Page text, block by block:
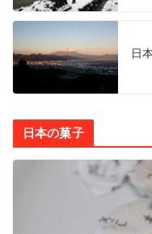
日
日本の菓子